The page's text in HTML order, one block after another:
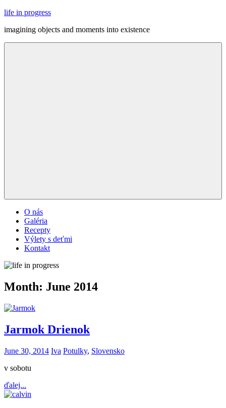
Skip
content
life in progress
imagining objects and moments into existence
O nás
Galéria
Recepty
Výlety s deťmi
Kontakt
Month: June 2014
Jarmok Drienok
June 30, 2014 Iva Potulky, Slovensko
v sobotu
ďalej...